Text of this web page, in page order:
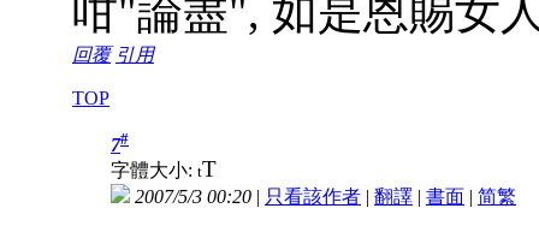
咁"論盡", 如是恩賜女
回覆 引用
TOP
7#
字體大小: tT
2007/5/3 00:20 | 只看該作者 | 翻譯 | 書面 | 简繁